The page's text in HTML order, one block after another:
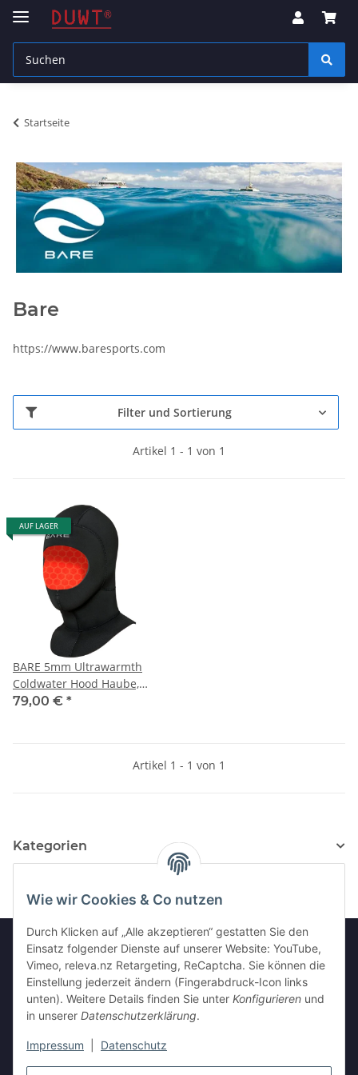
Wie wir Cookies & Co nutzen
Durch Klicken auf „Alle akzeptieren“ gestatten Sie den
Einsatz folgender Dienste auf unserer Website: YouTube,
Vimeo, releva.nz Retargeting, ReCaptcha. Sie können die
Einstellung jederzeit ändern (Fingerabdruck-Icon links
unten). Weitere Details finden Sie unter Konfigurieren und
in unserer Datenschutzerklärung.
Impressum Datenschutz
Startseite
Bare
https://www.baresports.com
Filter und Sortierung
Artikel 1 - 1 von 1
AUF LAGER
BARE 5mm Ultrawarmth
Coldwater Hood Haube,
Black
79,00 € *
Artikel 1 - 1 von 1
Kategorien
Informationen
Gesetzliche Informationen